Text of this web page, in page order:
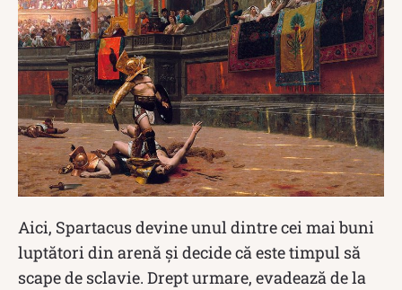
Aici, Spartacus devine unul dintre cei mai buni
luptători din arenă și decide că este timpul să
scape de sclavie. Drept urmare, evadează de la